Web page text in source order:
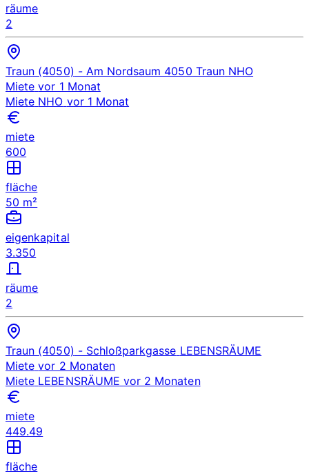
räume
2
Traun (4050) - Am Nordsaum 4050 Traun NHO
Miete vor 1 Monat
Miete NHO vor 1 Monat
miete
600
fläche
50 m²
eigenkapital
3.350
räume
2
Traun (4050) - Schloßparkgasse LEBENSRÄUME
Miete vor 2 Monaten
Miete LEBENSRÄUME vor 2 Monaten
miete
449.49
fläche